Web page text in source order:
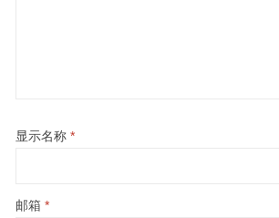
显示名称 *
邮箱 *